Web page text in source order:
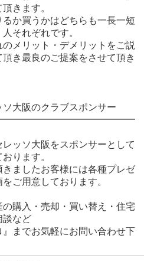
きます。
るか買うかはどちらも一長一短
それぞれです。
のメリット・デメリットをご説
頂き最良のご提案をさせて頂き
大阪のクラブスポンサー
レッソ大阪をスポンサーとして
ります。
きましたお客様には各種プレゼ
をご用意しております。
購入・売却・買い替え・住宅
談など
』までお気軽にお問い合わせ下